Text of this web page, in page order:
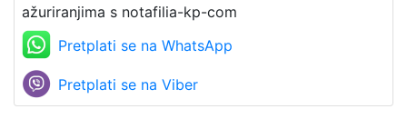
ažuriranjima s notafilia-kp-com
Pretplati se na WhatsApp
Pretplati se na Viber